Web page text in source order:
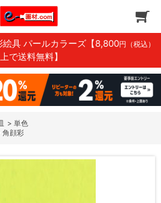
具 パールカラーズ 【8,800円（税込）
で送料無料】
> 単色
角顔彩